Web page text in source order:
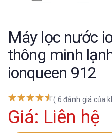
Máy lọc nước
thông minh
ionqueen 912
( 6 đánh giá của
Giá: Liên hệ